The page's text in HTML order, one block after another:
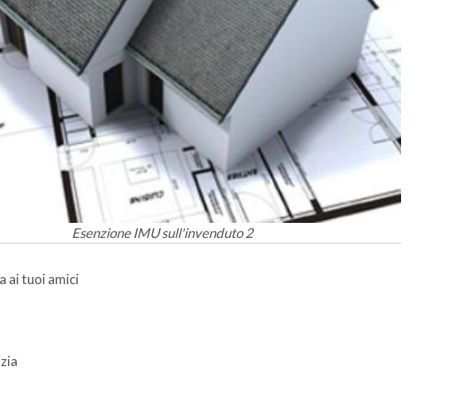
Esenzione IMU sull'invenduto 2
ai tuoi amici